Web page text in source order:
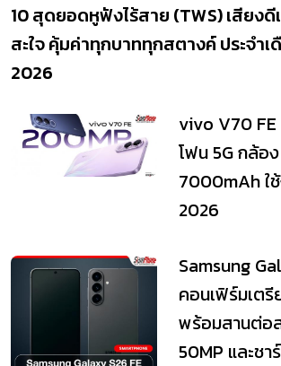
10 สุดยอดหูฟังไร้สาย (TWS) เสียงดี
สะใจ คุ้มค่าทุกบาททุกสตางค์ ประจำ
2026
vivo V70 FE
โฟน 5G กล้อ
7000mAh ใ
2026
Samsung
คอนเฟิร์มเต
พร้อมสานต่อ
50MP และชา